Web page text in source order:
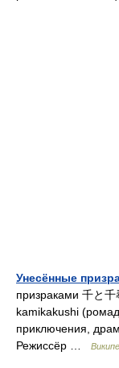
Унесённые
призраками 千と
kamikakushi
приключения,
Режиссёр …